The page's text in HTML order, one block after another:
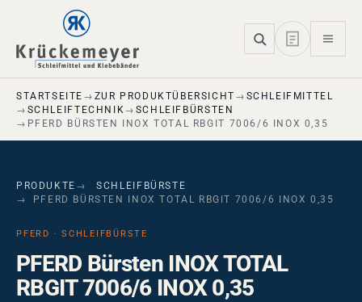
Skip to main navigation
Skip to main content
Skip to page footer
STARTSEITE ZUR PRODUKTÜBERSICHT
SCHLEIFMITTEL
SCHLEIFTECHNIK
SCHLEIFBÜRSTEN
PFERD BÜRSTEN INOX TOTAL RBGIT 7006/6 INOX 0,35
PRODUKTE
SCHLEIFBÜRSTE
PFERD BÜRSTEN INOX TOTAL RBGIT 7006/6 INOX 0,35
PFERD · SCHLEIFBÜRSTE
PFERD Bürsten INOX TOTAL
RBGIT 7006/6 INOX 0,35